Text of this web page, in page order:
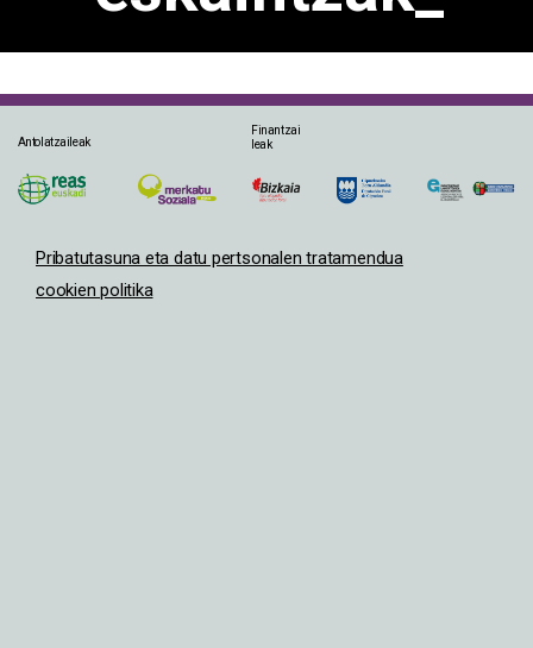
Antolatzaileak
Finantzai
leak
Pribatutasuna eta datu pertsonalen tratamendua
cookien politika